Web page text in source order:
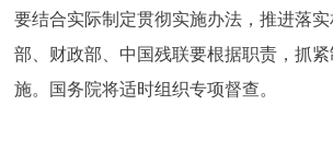
要结合实际制定贯彻实施办法，推进落
部、财政部、中国残联要根据职责，抓
施。国务院将适时组织专项督查。